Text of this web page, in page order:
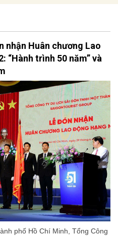
Huân chương Lao
“Hành trình 50 năm” và
phố Hồ Chí Minh, Tổng Công